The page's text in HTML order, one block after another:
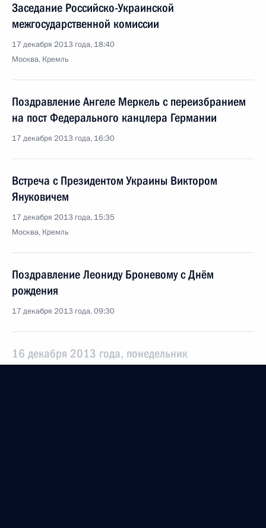
Заседание Российско-Украинской
межгосударственной комиссии
17 декабря 2013 года, 18:40
Москва, Кремль
Поздравление Ангеле Меркель с переизбранием
на пост Федерального канцлера Германии
17 декабря 2013 года, 16:30
Встреча с Президентом Украины Виктором
Януковичем
17 декабря 2013 года, 15:35
Москва, Кремль
Поздравление Леониду Броневому с Днём
рождения
17 декабря 2013 года, 09:30
16 декабря 2013 года, понедельник